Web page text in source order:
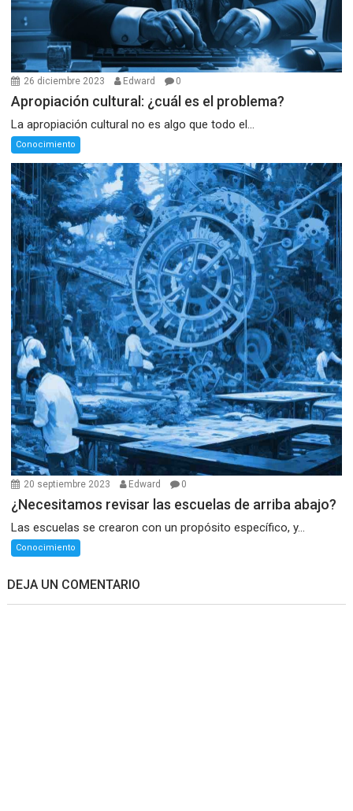
26 diciembre 2023 Edward 0
Apropiación cultural: ¿cuál es el problema?
La apropiación cultural no es algo que todo el...
Conocimiento
20 septiembre 2023 Edward 0
¿Necesitamos revisar las escuelas de arriba abajo?
Las escuelas se crearon con un propósito específico, y...
Conocimiento
DEJA UN COMENTARIO